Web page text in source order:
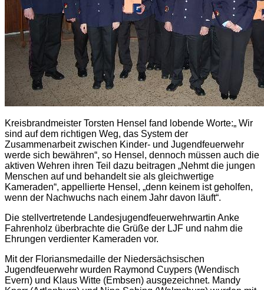
Kreisbrandmeister Torsten Hensel fand lobende Worte:„ Wir
sind auf dem richtigen Weg, das System der
Zusammenarbeit zwischen Kinder- und Jugendfeuerwehr
werde sich bewähren“, so Hensel, dennoch müssen auch die
aktiven Wehren ihren Teil dazu beitragen „Nehmt die jungen
Menschen auf und behandelt sie als gleichwertige
Kameraden“, appellierte Hensel, „denn keinem ist geholfen,
wenn der Nachwuchs nach einem Jahr davon läuft“.
Die stellvertretende Landesjugendfeuerwehrwartin Anke
Fahrenholz überbrachte die Grüße der LJF und nahm die
Ehrungen verdienter Kameraden vor.
Mit der Floriansmedaille der Niedersächsischen
Jugendfeuerwehr wurden Raymond Cuypers (Wendisch
Evern) und Klaus Witte (Embsen) ausgezeichnet. Mandy